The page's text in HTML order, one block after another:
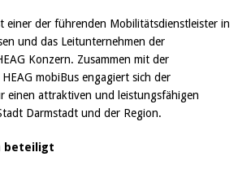
einer der führenden Mobilitätsdienstleister in
und das Leitunternehmen der
Konzern. Zusammen mit der
mobiBus engagiert sich der
einen attraktiven und leistungsfähigen
Darmstadt und der Region.
beteiligt